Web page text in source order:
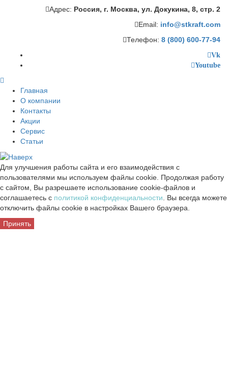
Адрес: Россия, г. Москва, ул. Докукина, 8, стр. 2
Email: info@stkraft.com
Телефон: 8 (800) 600-77-94
Vk
Youtube
Главная
О компании
Контакты
Акции
Сервис
Статьи
Для улучшения работы сайта и его взаимодействия с
пользователями мы используем файлы cookie. Продолжая работу
с сайтом, Вы разрешаете использование cookie-файлов и
соглашаетесь с политикой конфиденциальности . Вы всегда можете
отключить файлы cookie в настройках Вашего браузера.
Принять